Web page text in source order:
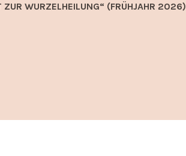
WURZELHEILUNG“ (FRÜHJAHR 2026)